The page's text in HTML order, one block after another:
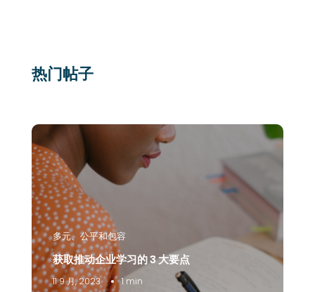
热门帖子
多元、公平和包容
获取推动企业学习的 3 大要点
11 9 月, 2023 1 min